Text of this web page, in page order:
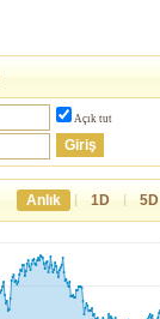
Açık tut
Anlık | 1D | 5D